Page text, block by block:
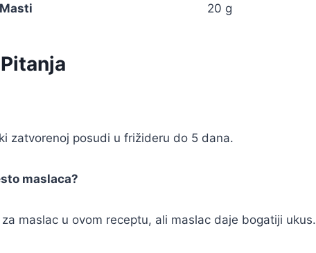
Masti
20 g
zatvorenoj posudi u frižideru do 5 dana.
maslaca?
maslac u ovom receptu, ali maslac daje bogatiji ukus.